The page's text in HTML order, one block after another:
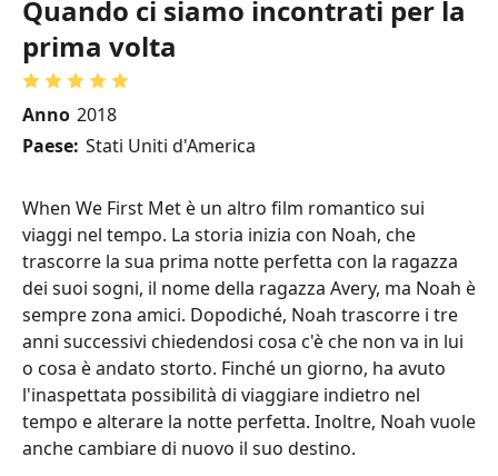
Quando ci siamo incontrati per la
prima volta
Anno 2018
Paese: Stati Uniti d'America
When We First Met è un altro film romantico sui
viaggi nel tempo. La storia inizia con Noah, che
trascorre la sua prima notte perfetta con la ragazza
dei suoi sogni, il nome della ragazza Avery, ma Noah è
sempre zona amici. Dopodiché, Noah trascorre i tre
anni successivi chiedendosi cosa c'è che non va in lui
o cosa è andato storto. Finché un giorno, ha avuto
l'inaspettata possibilità di viaggiare indietro nel
tempo e alterare la notte perfetta. Inoltre, Noah vuole
anche cambiare di nuovo il suo destino.